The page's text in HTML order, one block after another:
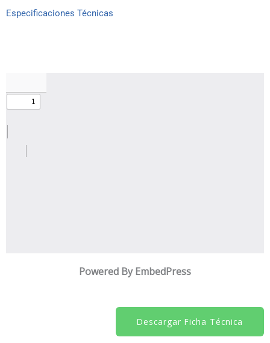
Especificaciones Técnicas
Powered By EmbedPress
Descargar Ficha Técnica